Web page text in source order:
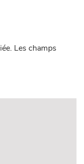
Les champs